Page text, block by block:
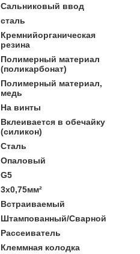
Сальниковый ввод
сталь
Кремнийорганическая
резина
Полимерный материал
(поликарбонат)
Полимерный материал,
медь
На винты
Вклеивается в обечайку
(силикон)
Сталь
Опаловый
G5
3х0,75мм²
Встраиваемый
Штампованный/Сварной
Рассеиватель
Клеммная колодка